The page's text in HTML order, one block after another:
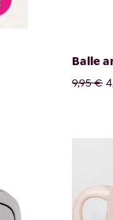
Balle
9,95 €